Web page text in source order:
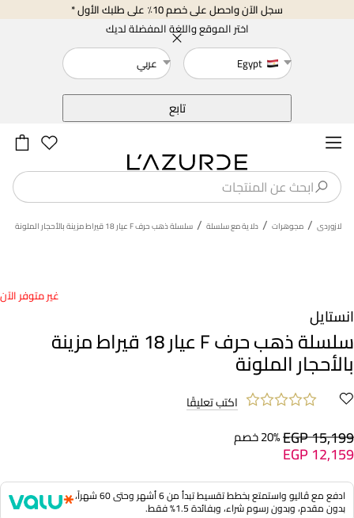
سجل الآن واحصل على خصم 10٪ على طلبك الأول *
اختر الموقع واللغة المفضلة لديك
Egypt
عربي
تابع
لازوردى / مجوهرات / دلاية مع سلسلة / سلسلة ذهب حرف F عيار 18 قيراط مزينة بالأحجار الملونة
غير متوفر الآن
انستايل
سلسلة ذهب حرف F عيار 18 قيراط مزينة
بالأحجار الملونة
اكتب تعليقًا
EGP 15,19920% خصم
EGP 12,159
ادفع مع ڤاليو واستمتع بخطط تقسيط تبدأ من 6 أشهر وحتى 60 شهراً،
بدون مقدم، وبدون رسوم شراء، وبفائدة 1.5% فقط.